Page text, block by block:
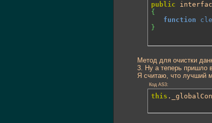
public
{
function
}
Метод для очистки
3. Ну а теперь пришло
Я считаю, что лучший
Код AS3:
this